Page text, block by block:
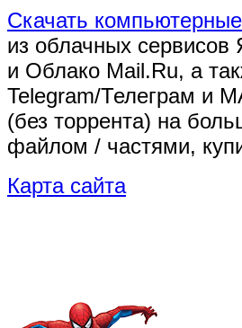
Скачать
из облачных сервисов
и Облако Mail.Ru, а
Telegram/Телеграм и
(без торрента) на
файлом / частями,
Карта сайта